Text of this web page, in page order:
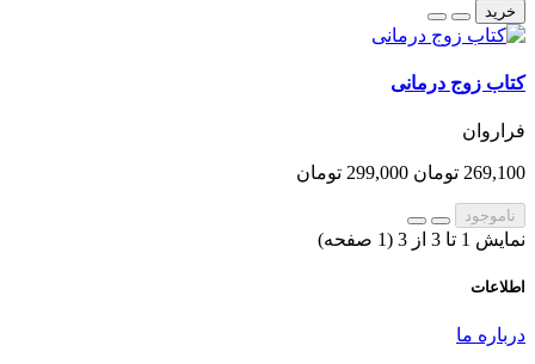
خرید
کتاب زوج درمانی
فراروان
269,100 تومان 299,000 تومان
ناموجود
نمایش 1 تا 3 از 3 (1 صفحه)
اطلاعات
درباره ما